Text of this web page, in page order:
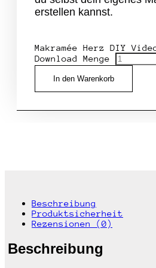
erstellen kannst.
Makramée Herz DIY
Download Menge
In den Warenkorb
Beschreibung
Produktsicherheit
Rezensionen (0)
Beschreibung